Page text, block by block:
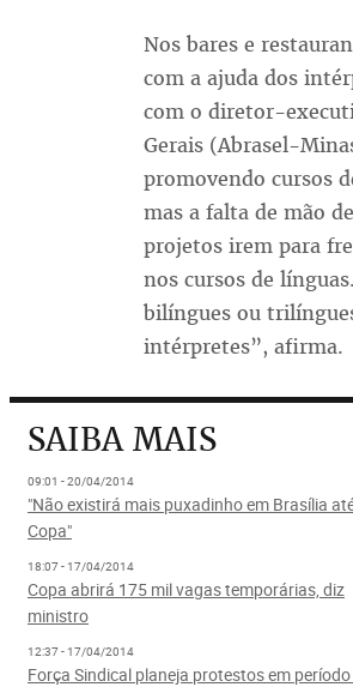
Nos bares e
com a ajuda dos
com o diretor-
Gerais (Abrasel-
promovendo cursos
mas a falta de mão
projetos irem para
nos cursos de
bilíngues ou
intérpretes”, afirma.
SAIBA MAIS
09:01 - 20/04/2014
"Não existirá mais puxadinho em Brasília
Copa"
18:07 - 17/04/2014
Copa abrirá 175 mil vagas temporárias, diz
ministro
12:37 - 17/04/2014
Força Sindical planeja protestos em